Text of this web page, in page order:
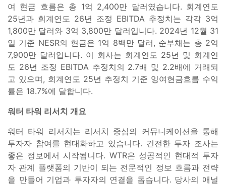
여 현금 흐름은 총 1억 2,400만 달러였습니다. 회계연도
25년과 회계연도 26년 조정 EBITDA 추정치는 각각 3억
1,800만 달러와 3억 3,800만 달러입니다. 2024년 12월 31
일 기준 NESR의 현금은 1억 8백만 달러, 순부채는 총 2억
7,900만 달러입니다. 이 회사는 회계연도 25년 및 회계연
도 26년 조정 EBITDA 추정치의 2.7배 및 2.2배에 거래되
고 있으며, 회계연도 25년 추정치 기준 잉여현금흐름 수익
률은 18.7%에 달합니다.
워터 타워 리서치 개요
워터 타워 리서치는 리서치 중심의 커뮤니케이션을 통해
투자자 참여를 현대화하고 있습니다. 건전한 투자 조사는
좋은 정보에서 시작됩니다. WTR은 성공적인 현대적 투자
자 관계 플랫폼의 기반이 되는 전문적인 정보 흐름과 전략
을 만들어 기업과 투자자의 연결을 돕습니다. 당사의 애널